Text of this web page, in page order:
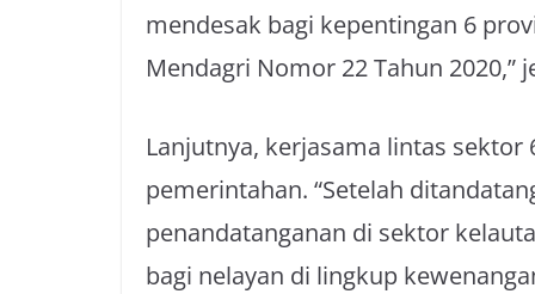
mendesak bagi kepentingan 6
Mendagri Nomor 22 Tahun 2020,”
Lanjutnya, kerjasama lintas
pemerintahan. “Setelah
penandatanganan di sektor
bagi nelayan di lingkup